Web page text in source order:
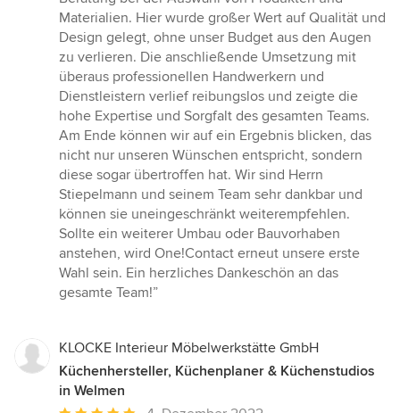
Materialien. Hier wurde großer Wert auf Qualität und
Design gelegt, ohne unser Budget aus den Augen
zu verlieren. Die anschließende Umsetzung mit
überaus professionellen Handwerkern und
Dienstleistern verlief reibungslos und zeigte die
hohe Expertise und Sorgfalt des gesamten Teams.
Am Ende können wir auf ein Ergebnis blicken, das
nicht nur unseren Wünschen entspricht, sondern
diese sogar übertroffen hat. Wir sind Herrn
Stiepelmann und seinem Team sehr dankbar und
können sie uneingeschränkt weiterempfehlen.
Sollte ein weiterer Umbau oder Bauvorhaben
anstehen, wird One!Contact erneut unsere erste
Wahl sein. Ein herzliches Dankeschön an das
gesamte Team!”
KLOCKE Interieur Möbelwerkstätte GmbH
Küchenhersteller, Küchenplaner & Küchenstudios
in Welmen